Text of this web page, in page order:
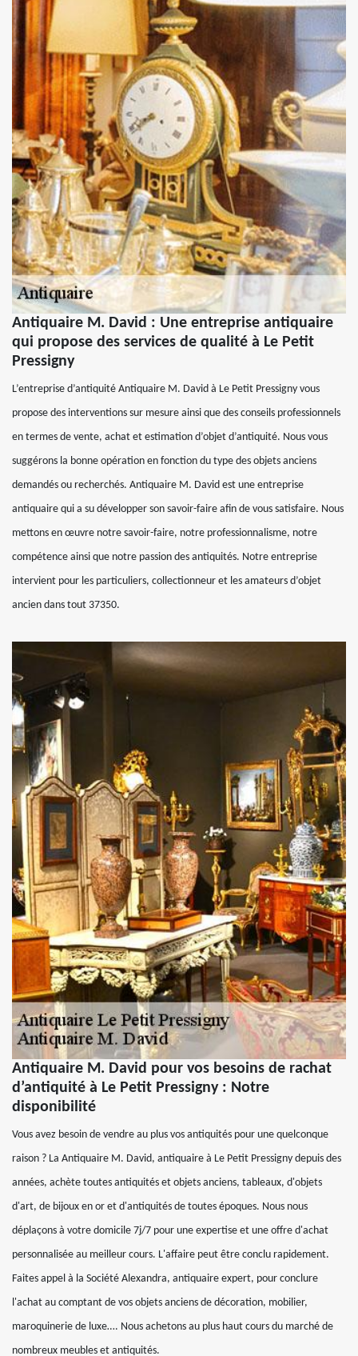
Antiquaire M. David : Une entreprise antiquaire
qui propose des services de qualité à Le Petit
Pressigny
L’entreprise d’antiquité Antiquaire M. David à Le Petit Pressigny vous
propose des interventions sur mesure ainsi que des conseils professionnels
en termes de vente, achat et estimation d’objet d’antiquité. Nous vous
suggérons la bonne opération en fonction du type des objets anciens
demandés ou recherchés. Antiquaire M. David est une entreprise
antiquaire qui a su développer son savoir-faire afin de vous satisfaire. Nous
mettons en œuvre notre savoir-faire, notre professionnalisme, notre
compétence ainsi que notre passion des antiquités. Notre entreprise
intervient pour les particuliers, collectionneur et les amateurs d’objet
ancien dans tout 37350.
Antiquaire M. David pour vos besoins de rachat
d’antiquité à Le Petit Pressigny : Notre
disponibilité
Vous avez besoin de vendre au plus vos antiquités pour une quelconque
raison ? La Antiquaire M. David, antiquaire à Le Petit Pressigny depuis des
années, achète toutes antiquités et objets anciens, tableaux, d'objets
d'art, de bijoux en or et d'antiquités de toutes époques. Nous nous
déplaçons à votre domicile 7j/7 pour une expertise et une offre d'achat
personnalisée au meilleur cours. L'affaire peut être conclu rapidement.
Faites appel à la Société Alexandra, antiquaire expert, pour conclure
l'achat au comptant de vos objets anciens de décoration, mobilier,
maroquinerie de luxe…. Nous achetons au plus haut cours du marché de
nombreux meubles et antiquités.